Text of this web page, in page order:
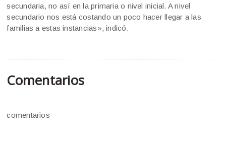
secundaria, no así en la primaria o nivel inicial. A nivel
secundario nos está costando un poco hacer llegar a las
familias a estas instancias», indicó.
Comentarios
comentarios